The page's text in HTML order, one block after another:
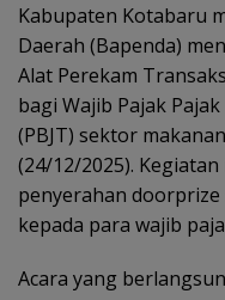
Kabupaten Kotabaru
Daerah (Bapenda)
Alat Perekam
bagi Wajib Pajak
(PBJT) sektor
(24/12/2025).
penyerahan
kepada para wajib
Acara yang